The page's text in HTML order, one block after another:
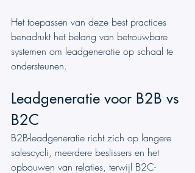
Het toepassen van deze best practices
benadrukt het belang van betrouwbare
systemen om leadgeneratie op schaal te
ondersteunen.
Leadgeneratie voor B2B vs
B2C
B2B-leadgeneratie richt zich op langere
salescycli, meerdere beslissers en het
opbouwen van relaties, terwijl B2C-